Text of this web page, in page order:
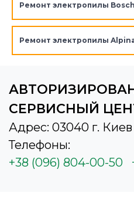
Ремонт электропилы Bosch
Ремонт электропилы
СЕРВИСНЫЙ
Адрес: 03040 г. Киев
Телефоны:
+38 (096) 804-00-50